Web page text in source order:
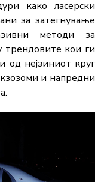
како ласерски
за затегнување
методи за
кои ги
од нејзиниот круг
и напредни